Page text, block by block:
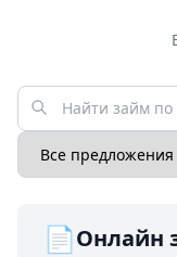
📄Онлайн